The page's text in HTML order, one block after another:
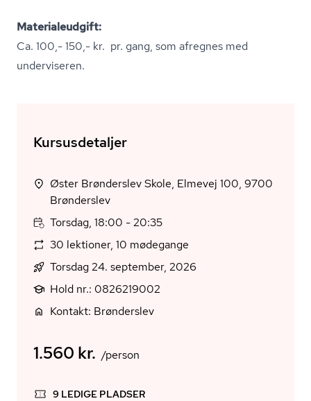
Ma­te­ri­aleud­gift:
Ca. 100,- 150,- kr. pr. gang, som afregnes med
underviseren.
Kursusdetaljer
Øster Brønderslev Skole, Elmevej 100, 9700
Brønderslev
Torsdag, 18:00 - 20:35
30 lektioner, 10 mødegange
Torsdag 24. september, 2026
Hold nr.: 0826219002
Kontakt: Brønderslev
1.560 kr. /person
9 LEDIGE PLADSER